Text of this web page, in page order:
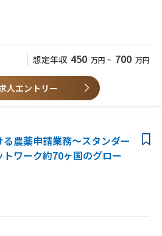
たプランニング実施/営業等様々な部署と
強みです。
勝率をおさめるなど引合いが増加しており
www.kokuyo-marketing.co.jp/about/recrui
をお持ちの方
想定年収 450 万円 ~ 700 万円
人エントリー
る農薬申請業務～スタンダー
ワーク約70ヶ国のグロー